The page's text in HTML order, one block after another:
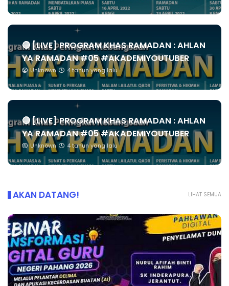
🔴 [LIVE] PROGRAM KHAS RAMADAN : AHLAN
YA RAMADAN #05 #AKADEMIYOUTUBER
Unknown 4 tahun yang lalu
🔴 [LIVE] PROGRAM KHAS RAMADAN : AHLAN
YA RAMADAN #05 #AKADEMIYOUTUBER
Unknown 4 tahun yang lalu
LIHAT SEMUA
AKAN DATANG!